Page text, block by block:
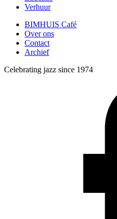
Verhuur
BIMHUIS Café
Over ons
Contact
Archief
Celebrating jazz since 1974